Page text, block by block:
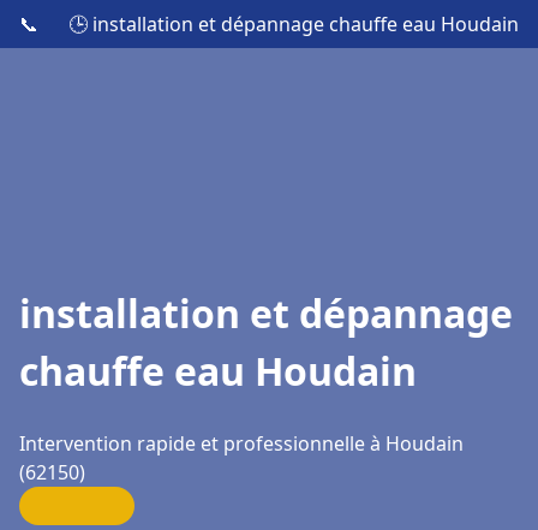
📞 🕒 installation et dépannage chauffe eau Houdain
installation et dépannage
chauffe eau Houdain
Intervention rapide et professionnelle à Houdain
(62150)